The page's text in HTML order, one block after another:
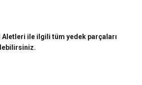
ile ilgili tüm yedek parçaları